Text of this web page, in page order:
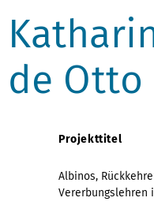
de Otto
Projekttitel
Albinos,
Vererbungslehren